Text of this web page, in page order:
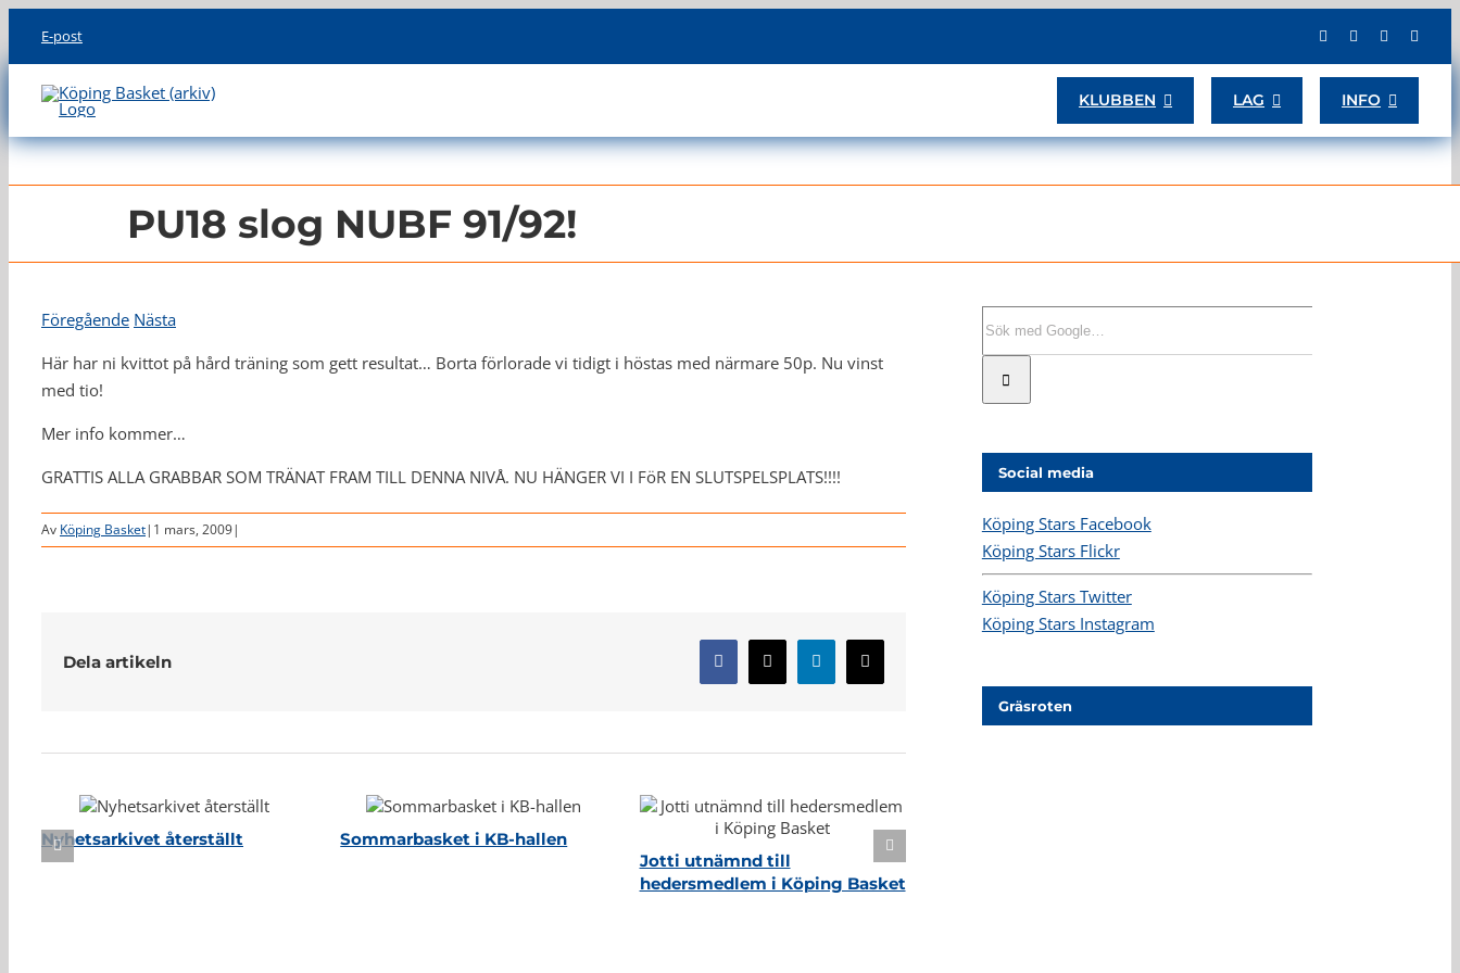
content
E-post
KLUBBEN LAG INFO
PU18 slog NUBF 91/92!
Föregående Nästa
Här har ni kvittot på hård träning som gett resultat… Borta förlorade vi tidigt i höstas med närmare 50p. Nu vinst
med tio!
Mer info kommer…
GRATTIS ALLA GRABBAR SOM TRÄNAT FRAM TILL DENNA NIVÅ. NU HÄNGER VI I FöR EN SLUTSPELSPLATS!!!!
Av Köping Basket| 1 mars, 2009|
Dela artikeln Facebook
X LinkedIn
E-
post
Nyhetsarkivet återställt
Sommarbasket i KB-hallen
Jotti utnämnd till
hedersmedlem i Köping Basket
Social media
Köping Stars Facebook
Köping Stars Flickr
Köping Stars Twitter
Köping Stars Instagram
Gräsroten